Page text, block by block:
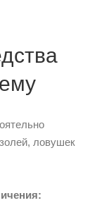
ловушек